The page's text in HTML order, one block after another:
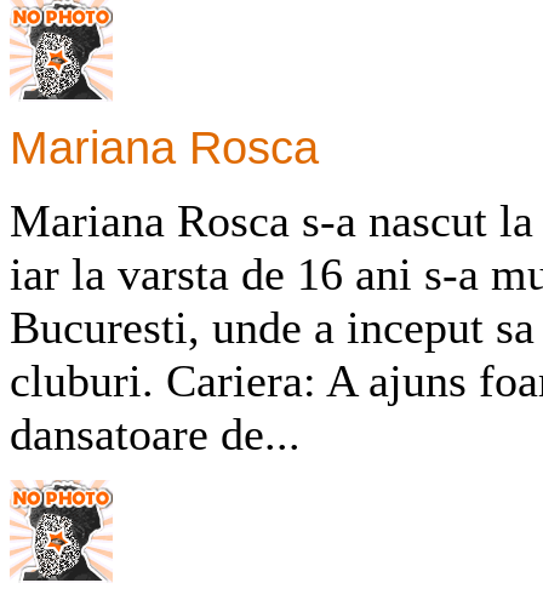
Mariana Rosca
Mariana Rosca s-a nascut
iar la varsta de 16 ani s-a
Bucuresti, unde a inceput
cluburi. Cariera: A ajuns
dansatoare de...